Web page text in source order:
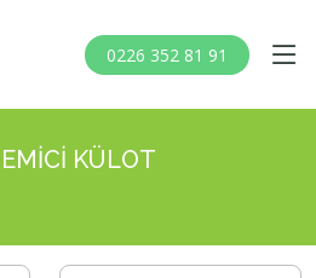
0226 352 81 91
KÜLOT